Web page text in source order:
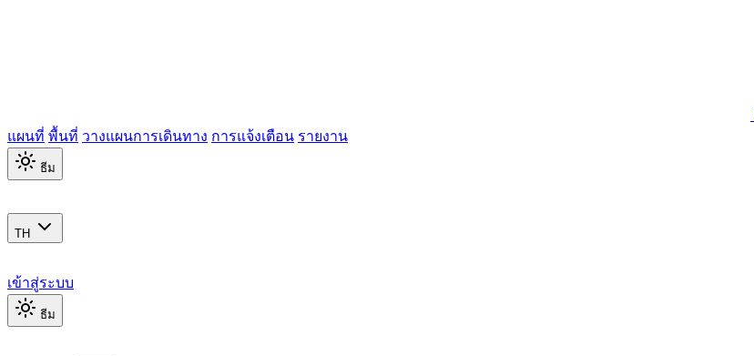
แผนที่ พื้นที่ วางแผนการเดินทาง การแจ้งเตือน รายงาน
ธีม
TH
เข้าสู่ระบบ
ธีม